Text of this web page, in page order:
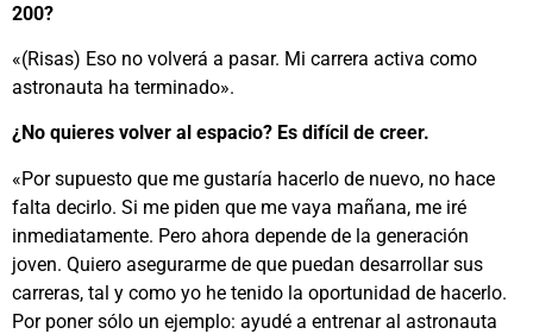
200?
«(Risas) Eso no volverá a pasar. Mi carrera activa como
astronauta ha terminado».
¿No quieres volver al espacio? Es difícil de creer.
«Por supuesto que me gustaría hacerlo de nuevo, no hace
falta decirlo. Si me piden que me vaya mañana, me iré
inmediatamente. Pero ahora depende de la generación
joven. Quiero asegurarme de que puedan desarrollar sus
carreras, tal y como yo he tenido la oportunidad de hacerlo.
Por poner sólo un ejemplo: ayudé a entrenar al astronauta